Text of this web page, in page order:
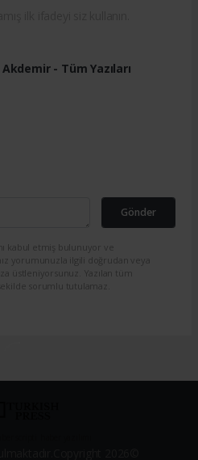
- Tüm Yazıları
Gönder
kabul etmiş bulunuyor ve
yorumunuzla ilgili doğrudan veya
üstleniyorsunuz. Yazılan tüm
sorumlu tutulamaz.